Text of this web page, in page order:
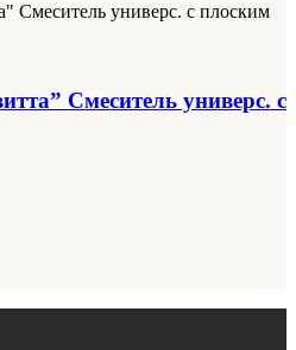
Смеситель универс. с